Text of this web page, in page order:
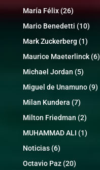
María Félix(26)
Mario Benedetti (10)
Mark Zuckerberg (1)
Maurice Maeterlinck(6)
Michael Jordan (5)
Miguel de Unamuno(9)
Milan Kundera (7)
Milton Friedman (2)
MUHAMMAD ALI (1)
Noticias(6)
Octavio Paz(20)